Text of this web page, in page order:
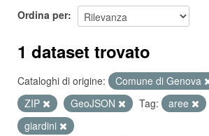
Ordina per
1 dataset trovato
Cataloghi di origine: Comune di Genova
ZIP
GeoJSON Tag: aree
giardini